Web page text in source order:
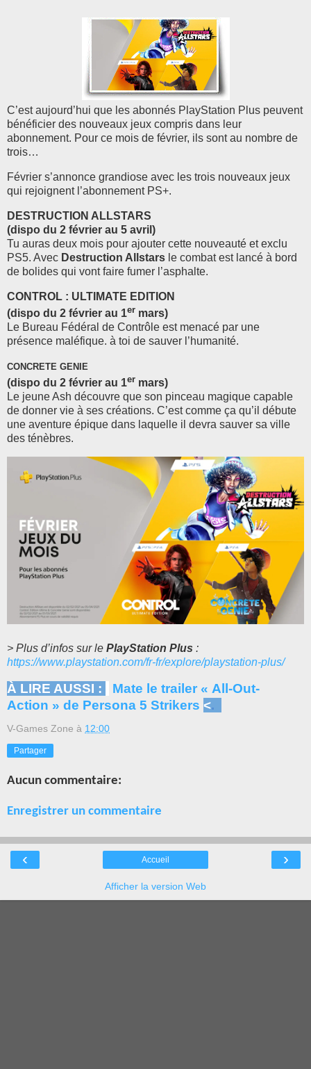
C’est aujourd’hui que les abonnés PlayStation Plus peuvent
bénéficier des nouveaux jeux compris dans leur
abonnement. Pour ce mois de février, ils sont au nombre de
trois…
Février s’annonce grandiose avec les trois nouveaux jeux
qui rejoignent l’abonnement PS+.
DESTRUCTION ALLSTARS
(dispo du 2 février au 5 avril)
Tu auras deux mois pour ajouter cette nouveauté et exclu
PS5. Avec Destruction Allstars le combat est lancé à bord
de bolides qui vont faire fumer l’asphalte.
CONTROL : ULTIMATE EDITION
(dispo du 2 février au 1er mars)
Le Bureau Fédéral de Contrôle est menacé par une
présence maléfique. à toi de sauver l’humanité.
CONCRETE GENIE
(dispo du 2 février au 1er mars)
Le jeune Ash découvre que son pinceau magique capable
de donner vie à ses créations. C’est comme ça qu’il débute
une aventure épique dans laquelle il devra sauver sa ville
des ténèbres.
> Plus d’infos sur le PlayStation Plus :
https://www.playstation.com/fr-fr/explore/playstation-plus/
À LIRE AUSSI :
Mate le trailer « All-Out-
Action » de Persona 5 Strikers <.
V-Games Zone à 12:00
Partager
Aucun commentaire:
Enregistrer un commentaire
‹ ›
Accueil
Afficher la version Web